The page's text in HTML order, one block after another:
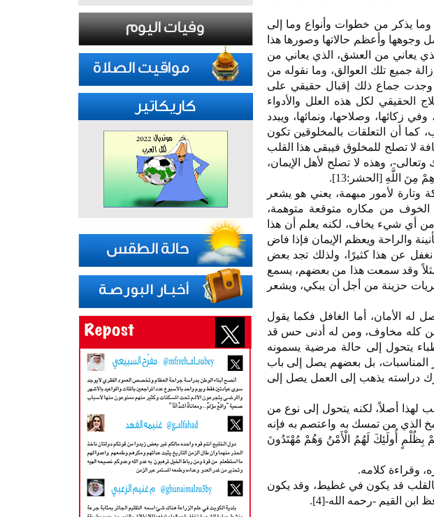
وما يذكر من خطوات وأنواع وما إلى
وجوهها وأعظم حالاتها وصورها هذا
يعاني من العشق، الذي يعاني من
جميع تلك العوالق، وما نقوله من
وجدت جماع ذلك إقبال حقيقي على
الحقيقي لكل هذه العلل والأدواء
زكائها، وصلاحها، ونمائها، ويبدد
كما أن التعلقات بالمخلوقين تكون
لا تصلح للمخلوق فيبقى هذا القلب
، وهذه لا تصلح لأهل الإيمان،
اللَّهِ [الحشر:13].
وتارة لأمور مبهمة، يعني هو يشعر
من مكاره متوقعة متوهمة،
من أي شيء يخاف، لكنه يعلم أن هذا
والراحة ويعظم الإيمان فإذا فاض
عن هذا كثيرًا، ولذلك تجد بعض
مثلاً وقد سمعت هذا من بعضهم، يسمع
حزينة من أجل أن يبكي، ويشعر
له الأمان، أما الغافل فكما يقول
كله مخاوف، ومن له أدنى حس قد
الأطباء يتحول إلى حالة مرضية يسمونه
المناسبات، بل بعضهم يصل إلى باب
دراسته يذهب إلى العمل يصل إلى
أصلاً، لكنه يتحول إلى نوع من
الذي من تمسك به واعتصم به فإنه
بِظُلْمٍ أُولَئِكَ لَهُمُ الْأَمْنُ وَهُمْ مُهْتَدُونَ
وقراءة كلامه.
فالقلب قد يكون في غطيط، وقد يكون
ابن القيم -رحمه الله-[4].
كاريكاتير